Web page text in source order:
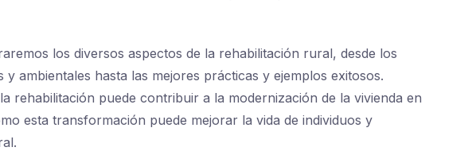
los diversos aspectos de la rehabilitación rural, desde los
y ambientales hasta las mejores prácticas y ejemplos exitosos.
rehabilitación puede contribuir a la modernización de la vivienda en
esta transformación puede mejorar la vida de individuos y